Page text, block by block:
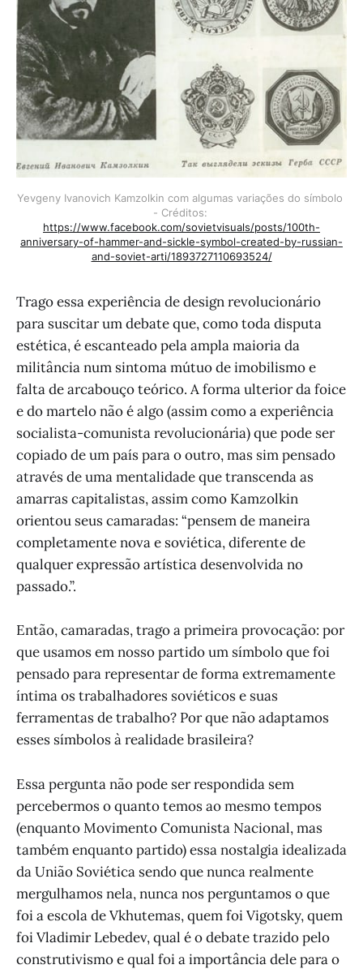
Yevgeny Ivanovich Kamzolkin com algumas variações do símbolo
https://www.facebook.com/sovietvisuals/posts/100th-
anniversary-of-hammer-and-sickle-symbol-created-by-russian-
and-soviet-arti/1893727110693524/
Trago essa experiência de design revolucionário
para suscitar um debate que, como toda disputa
estética, é escanteado pela ampla maioria da
militância num sintoma mútuo de imobilismo e
falta de arcabouço teórico. A forma ulterior da foice
e do martelo não é algo (assim como a experiência
socialista-comunista revolucionária) que pode ser
copiado de um país para o outro, mas sim pensado
através de uma mentalidade que transcenda as
amarras capitalistas, assim como Kamzolkin
orientou seus camaradas: “pensem de maneira
completamente nova e soviética, diferente de
qualquer expressão artística desenvolvida no
passado.”.
Então, camaradas, trago a primeira provocação: por
que usamos em nosso partido um símbolo que foi
pensado para representar de forma extremamente
íntima os trabalhadores soviéticos e suas
ferramentas de trabalho? Por que não adaptamos
esses símbolos à realidade brasileira?
Essa pergunta não pode ser respondida sem
percebermos o quanto temos ao mesmo tempos
(enquanto Movimento Comunista Nacional, mas
também enquanto partido) essa nostalgia idealizada
da União Soviética sendo que nunca realmente
mergulhamos nela, nunca nos perguntamos o que
foi a escola de Vkhutemas, quem foi Vigotsky, quem
foi Vladimir Lebedev, qual é o debate trazido pelo
construtivismo e qual foi a importância dele para o